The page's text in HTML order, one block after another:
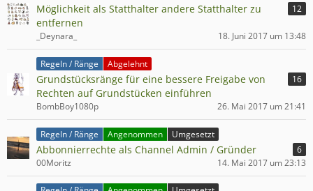
Möglichkeit als Statthalter andere Statthalter zu
entfernen
12
_Deynara_ 18. Juni 2017 um 13:48
Regeln / Ränge Abgelehnt
Grundstücksränge für eine bessere Freigabe von
Rechten auf Grundstücken einführen
16
BombBoy1080p 26. Mai 2017 um 21:41
Regeln / Ränge Angenommen Umgesetzt
Abbonnierrechte als Channel Admin / Gründer
6
00Moritz
14. Mai 2017 um 23:13